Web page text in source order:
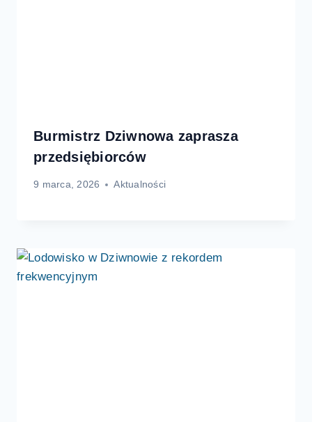
Burmistrz Dziwnowa zaprasza
przedsiębiorców
9 marca, 2026 Aktualności